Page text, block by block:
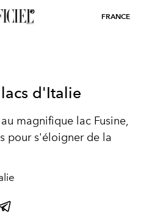
FRANCE
d'Italie
magnifique lac Fusine,
pour s'éloigner de la